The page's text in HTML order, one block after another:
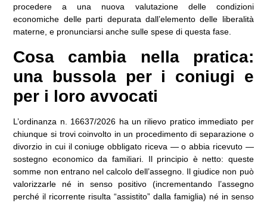
procedere a una nuova valutazione delle condizioni
economiche delle parti depurata dall’elemento delle liberalità
materne, e pronunciarsi anche sulle spese di questa fase.
Cosa cambia nella pratica:
una bussola per i coniugi e
per i loro avvocati
L’ordinanza n. 16637/2026 ha un rilievo pratico immediato per
chiunque si trovi coinvolto in un procedimento di separazione o
divorzio in cui il coniuge obbligato riceva — o abbia ricevuto —
sostegno economico da familiari. Il principio è netto: queste
somme non entrano nel calcolo dell’assegno. Il giudice non può
valorizzarle né in senso positivo (incrementando l’assegno
perché il ricorrente risulta “assistito” dalla famiglia) né in senso